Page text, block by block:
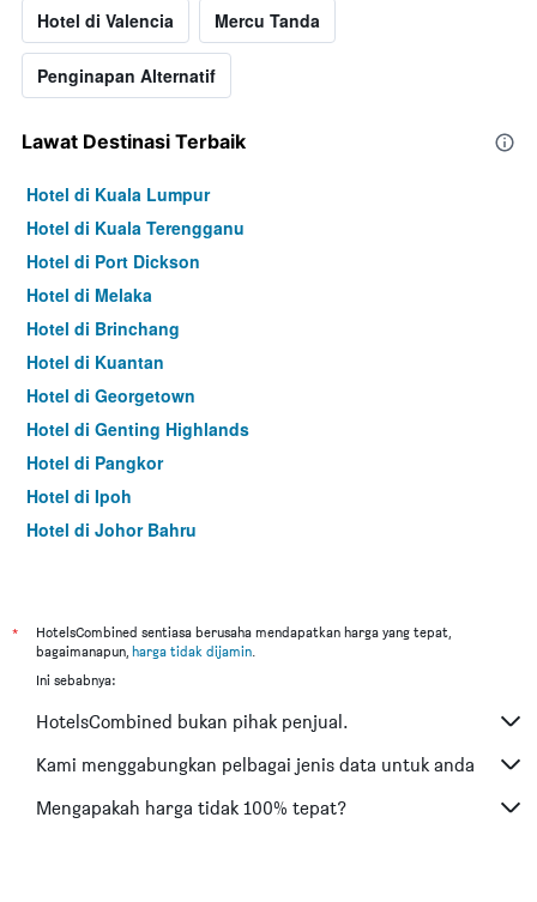
Hotel di Valencia Mercu Tanda
Penginapan Alternatif
Lawat Destinasi Terbaik
Hotel di Kuala Lumpur
Hotel di Kuala Terengganu
Hotel di Port Dickson
Hotel di Melaka
Hotel di Brinchang
Hotel di Kuantan
Hotel di Georgetown
Hotel di Genting Highlands
Hotel di Pangkor
Hotel di Ipoh
Hotel di Johor Bahru
Hotel di Kuching
Hotel di Tokyo
Hotel di Bangkok
Hotel di Putrajaya
Hotel di Shah Alam
*
HotelsCombined sentiasa berusaha mendapatkan harga yang tepat,
bagaimanapun, harga tidak dijamin.
Ini sebabnya:
HotelsCombined bukan pihak penjual.
Kami menggabungkan pelbagai jenis data untuk anda
Mengapakah harga tidak 100% tepat?